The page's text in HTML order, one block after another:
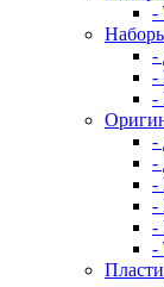
-
-
-
-
-
-
-
-
-
-